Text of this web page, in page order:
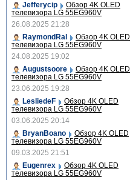
Jefferycip Обзор 4K OLED
телевизора LG 55EG960V
26.08.2025 21:28
RaymondRal
Обзор 4K OLED
телевизора LG 55EG960V
24.08.2025 19:02
Augustsoore
Обзор 4K OLED
телевизора LG 55EG960V
23.06.2025 19:28
LesliedeF
Обзор 4K OLED
телевизора LG 55EG960V
03.06.2025 20:14
BryanBoano
Обзор 4K OLED
телевизора LG 55EG960V
09.03.2025 21:51
Eugenrex
Обзор 4K OLED
телевизора LG 55EG960V